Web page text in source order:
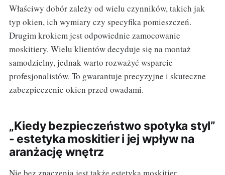
Właściwy dobór zależy od wielu czynników, takich jak
typ okien, ich wymiary czy specyfika pomieszczeń.
Drugim krokiem jest odpowiednie zamocowanie
moskitiery. Wielu klientów decyduje się na montaż
samodzielny, jednak warto rozważyć wsparcie
profesjonalistów. To gwarantuje precyzyjne i skuteczne
zabezpieczenie okien przed owadami.
„Kiedy bezpieczeństwo spotyka styl”
- estetyka moskitier i jej wpływ na
aranżację wnętrz